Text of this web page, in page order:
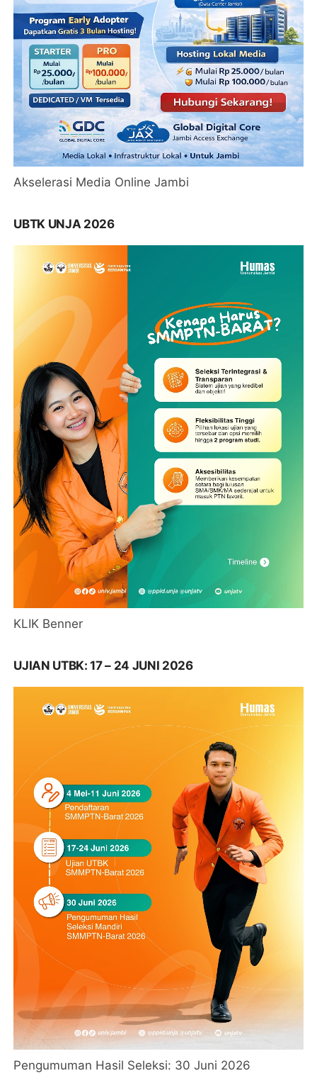
Akselerasi Media Online Jambi
UBTK UNJA 2026
KLIK Benner
UJIAN UTBK: 17 – 24 JUNI 2026
Pengumuman Hasil Seleksi: 30 Juni 2026